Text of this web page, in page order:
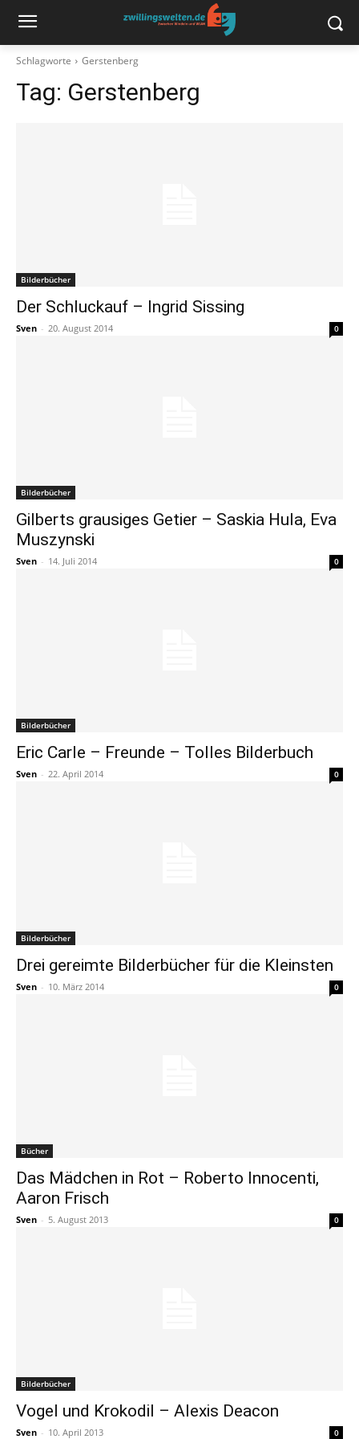
Schlagworte Gerstenberg
Tag: Gerstenberg
Bilderbücher
Der Schluckauf – Ingrid Sissing
Sven - 20. August 2014 0
Bilderbücher
Gilberts grausiges Getier – Saskia Hula, Eva
Muszynski
Sven - 14. Juli 2014 0
Bilderbücher
Eric Carle – Freunde – Tolles Bilderbuch
Sven - 22. April 2014 0
Bilderbücher
Drei gereimte Bilderbücher für die Kleinsten
Sven - 10. März 2014 0
Bücher
Das Mädchen in Rot – Roberto Innocenti,
Aaron Frisch
Sven - 5. August 2013 0
Bilderbücher
Vogel und Krokodil – Alexis Deacon
Sven - 10. April 2013 0